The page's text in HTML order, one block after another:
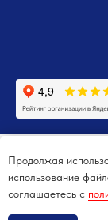
Продолжая
использование
соглашаетесь c